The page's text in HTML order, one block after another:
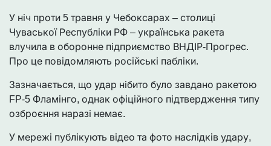
У ніч проти 5 травня у Чебоксарах – столиці
Чуваської Республіки РФ – українська ракета
влучила в оборонне підприємство ВНДІР-Прогрес.
Про це повідомляють російські пабліки.
Зазначається, що удар нібито було завдано ракетою
FP-5 Фламінго, однак офіційного підтвердження типу
озброєння наразі немає.
У мережі публікують відео та фото наслідків удару,